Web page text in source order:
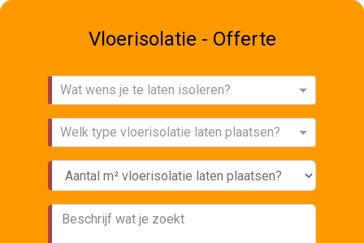
Vloerisolatie - Offerte
Wat wens je te laten isoleren?
Welk type vloerisolatie laten plaatsen?